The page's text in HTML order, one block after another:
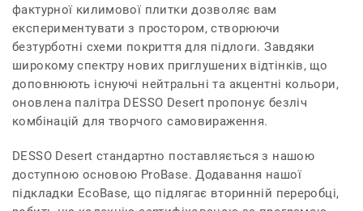
фактурної килимової плитки дозволяє вам
експериментувати з простором, створюючи
безтурботні схеми покриття для підлоги. Завдяки
широкому спектру нових приглушених відтінків, що
доповнюють існуючі нейтральні та акцентні кольори,
оновлена палітра DESSO Desert пропонує безліч
комбінацій для творчого самовираження.
DESSO Desert стандартно поставляється з нашою
доступною основою ProBase. Додавання нашої
підкладки EcoBase, що підлягає вторинній переробці,